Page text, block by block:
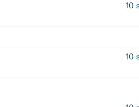
10
10